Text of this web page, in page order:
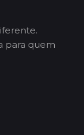
para quem